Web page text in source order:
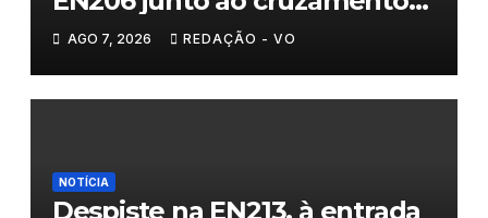
Fornos do Pinhal
AGO 7, 2026 REDAÇÃO - VO
NOTÍCIA
Despiste na EN213, à entrada